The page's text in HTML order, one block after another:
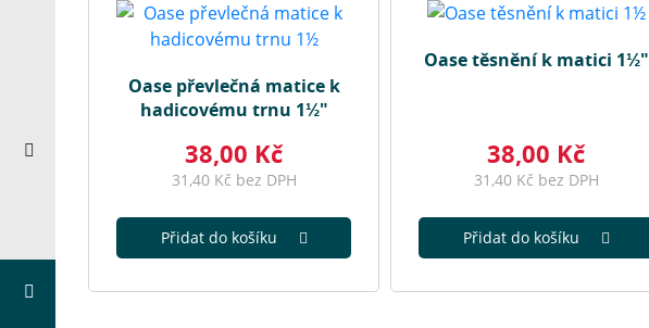
Oase převlečná matice k
hadicovému trnu 1½"
38,00 Kč
31,40 Kč bez DPH
Přidat do košíku
Oase těsnění k matici 1½"
38,00 Kč
31,40 Kč bez DPH
Přidat do košíku